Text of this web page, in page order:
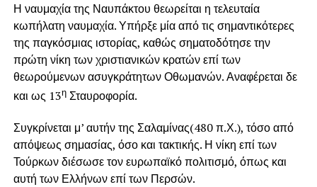
Η ναυμαχία της Ναυπάκτου θεωρείται η τελευταία
κωπήλατη ναυμαχία. Υπήρξε μία από τις σημαντικότερες
της παγκόσμιας ιστορίας, καθώς σηματοδότησε την
πρώτη νίκη των χριστιανικών κρατών επί των
θεωρούμενων ασυγκράτητων Οθωμανών. Αναφέρεται δε
και ως 13ηΣταυροφορία.
Συγκρίνεται μ’ αυτήν της Σαλαμίνας(480 π.Χ.), τόσο από
απόψεως σημασίας, όσο και τακτικής. Η νίκη επί των
Τούρκων διέσωσε τον ευρωπαϊκό πολιτισμό, όπως και
αυτή των Ελλήνων επί των Περσών.